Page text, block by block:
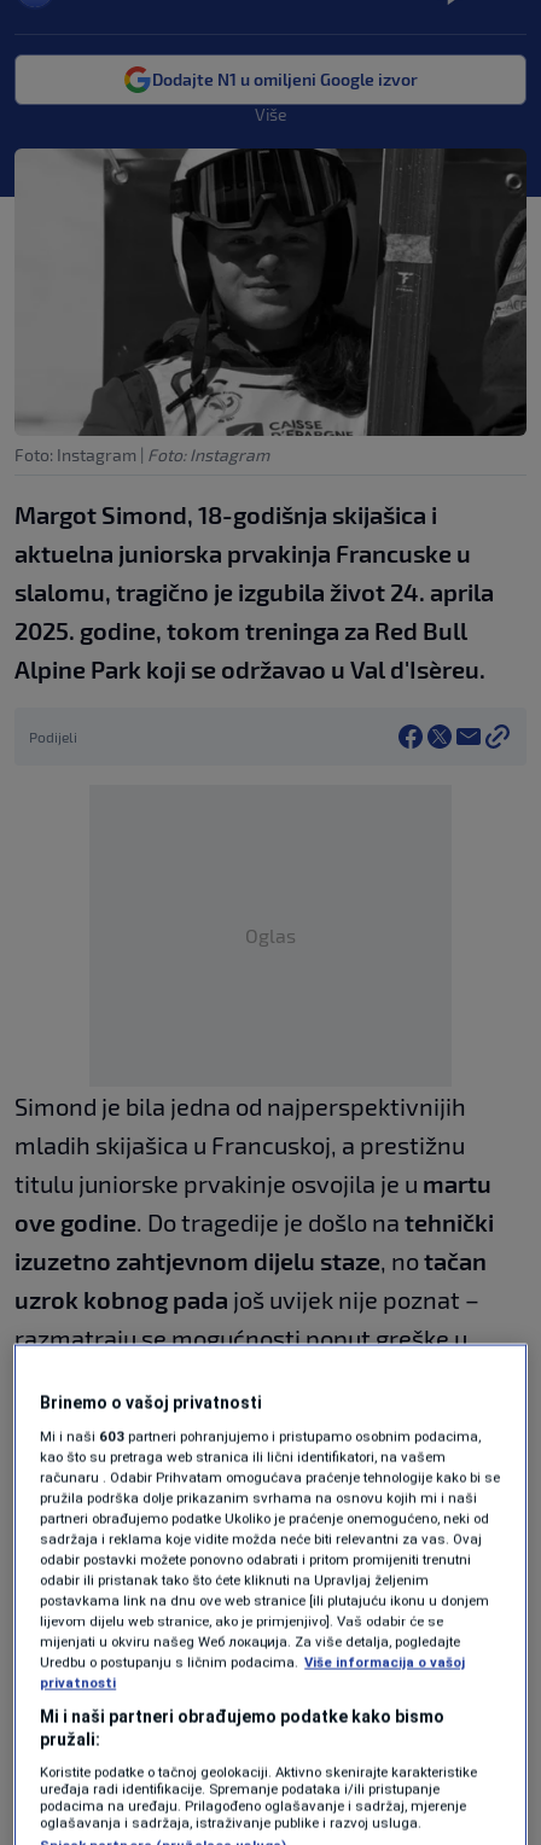
Dodajte N1 u omiljeni Google izvor
Više
Foto: Instagram | Foto: Instagram
Margot Simond, 18-godišnja skijašica i
aktuelna juniorska prvakinja Francuske u
slalomu, tragično je izgubila život 24. aprila
2025. godine, tokom treninga za Red Bull
Alpine Park koji se održavao u Val d'Isèreu.
Podijeli
Oglas
Simond je bila jedna od najperspektivnijih
mladih skijašica u Francuskoj, a prestižnu
titulu juniorske prvakinje osvojila je u martu
ove godine. Do tragedije je došlo na tehnički
izuzetno zahtjevnom dijelu staze, notačan
uzrok kobnog pada još uvijek nije poznat –
razmatraju se mogućnosti poput greške u
uslova na stazi.
Medicinski tim reagirao je brzo, ali uprkos
pokušajima reanimacije na licu mjesta,
povrede su bile preteške, te joj, nažalost,nije
bilo spasa.
Organizatori su odmah nakon nesreće odlučili
otkazati cijelo takmičenje, izražavajući duboko
Brinemo o vašoj privatnosti
Mi i naši 603 partneri pohranjujemo i pristupamo osobnim podacima,
kao što su pretraga web stranica ili lični identifikatori, na vašem
računaru . Odabir Prihvatam omogućava praćenje tehnologije kako bi se
pružila podrška dolje prikazanim svrhama na osnovu kojih mi i naši
partneri obrađujemo podatke Ukoliko je praćenje onemogućeno, neki od
sadržaja i reklama koje vidite možda neće biti relevantni za vas. Ovaj
odabir postavki možete ponovno odabrati i pritom promijeniti trenutni
odabir ili pristanak tako što ćete kliknuti na Upravljaj željenim
postavkama link na dnu ove web stranice [ili plutajuću ikonu u donjem
lijevom dijelu web stranice, ako je primjenjivo]. Vaš odabir će se
mijenjati u okviru našeg Wеб локација. Za više detalja, pogledajte
Uredbu o postupanju s ličnim podacima. Više informacija o vašoj
privatnosti
Mi i naši partneri obrađujemo podatke kako bismo
pružali:
Koristite podatke o tačnoj geolokaciji. Aktivno skenirajte karakteristike
uređaja radi identifikacije. Spremanje podataka i/ili pristupanje
podacima na uređaju. Prilagođeno oglašavanje i sadržaj, mjerenje
oglašavanja i sadržaja, istraživanje publike i razvoj usluga.